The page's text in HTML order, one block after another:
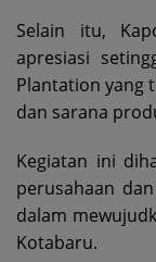
Selain itu,
apresiasi
Plantation yang
dan sarana
Kegiatan ini
perusahaan
dalam
Kotabaru.